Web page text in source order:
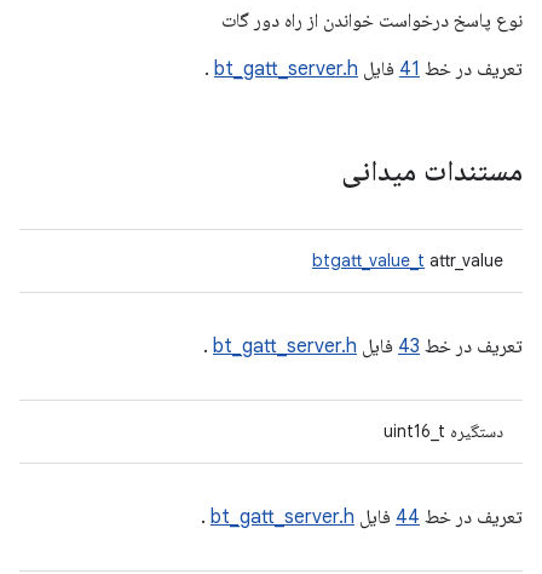
نوع پاسخ درخواست خواندن از راه دور گات
تعریف در خط 41 فایل bt_gatt_server.h
.
مستندات میدانی
btgatt_value_t attr_value
تعریف در خط 43 فایل bt_gatt_server.h
.
دستگیره uint16_t
تعریف در خط 44 فایل bt_gatt_server.h
.